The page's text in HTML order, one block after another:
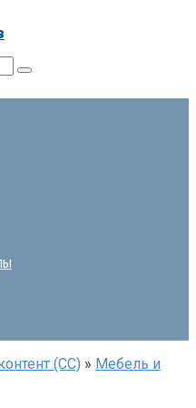
(СС) » Мебель и